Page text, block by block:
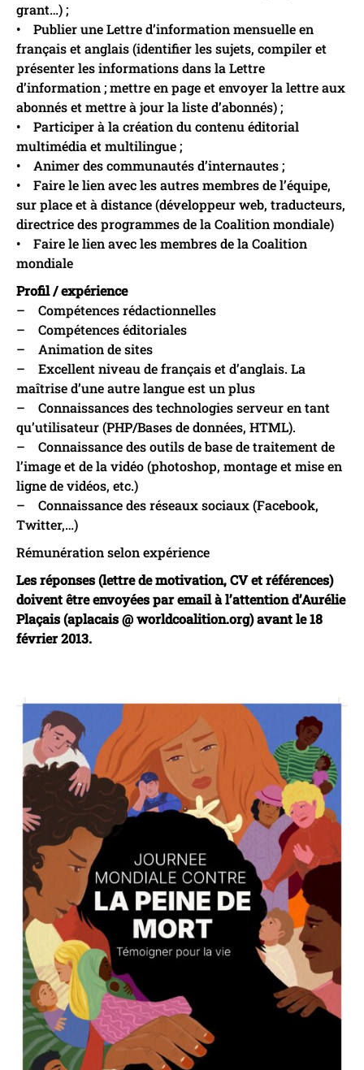
grant…) ;
• Publier une Lettre d’information mensuelle en
français et anglais (identifier les sujets, compiler et
présenter les informations dans la Lettre
d’information ; mettre en page et envoyer la lettre aux
abonnés et mettre à jour la liste d’abonnés) ;
• Participer à la création du contenu éditorial
multimédia et multilingue ;
• Animer des communautés d’internautes ;
• Faire le lien avec les autres membres de l’équipe,
sur place et à distance (développeur web, traducteurs,
directrice des programmes de la Coalition mondiale)
• Faire le lien avec les membres de la Coalition
mondiale
Profil / expérience
– Compétences rédactionnelles
– Compétences éditoriales
– Animation de sites
– Excellent niveau de français et d’anglais. La
maîtrise d’une autre langue est un plus
– Connaissances des technologies serveur en tant
qu’utilisateur (PHP/Bases de données, HTML).
– Connaissance des outils de base de traitement de
l’image et de la vidéo (photoshop, montage et mise en
ligne de vidéos, etc.)
– Connaissance des réseaux sociaux (Facebook,
Twitter,…)
Rémunération selon expérience
Les réponses (lettre de motivation, CV et références)
doivent être envoyées par email à l’attention d’Aurélie
Plaçais (aplacais @ worldcoalition.org) avant le 18
février 2013.